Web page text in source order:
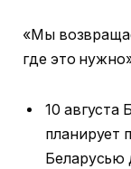
«Мы
где это
10
планирует
Беларусью